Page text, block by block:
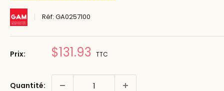
Réf: GA0257100
Prix: Prix
$131.93 TTC
Quantité: